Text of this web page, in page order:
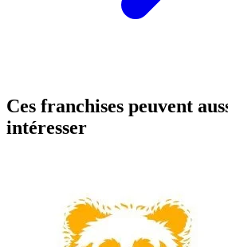
Ces franchises peuvent
intéresser